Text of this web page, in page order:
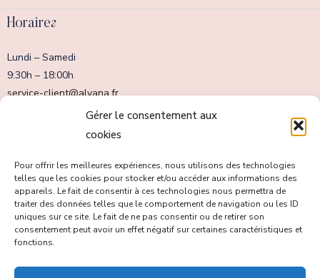
Gérer le consentement aux
cookies
Pour offrir les meilleures expériences, nous utilisons des technologies
telles que les cookies pour stocker et/ou accéder aux informations des
appareils. Le fait de consentir à ces technologies nous permettra de
traiter des données telles que le comportement de navigation ou les ID
uniques sur ce site. Le fait de ne pas consentir ou de retirer son
consentement peut avoir un effet négatif sur certaines caractéristiques et
fonctions.
Horaires
Lundi – Samedi
9:30h – 18:00h
service-client@alvana.fr